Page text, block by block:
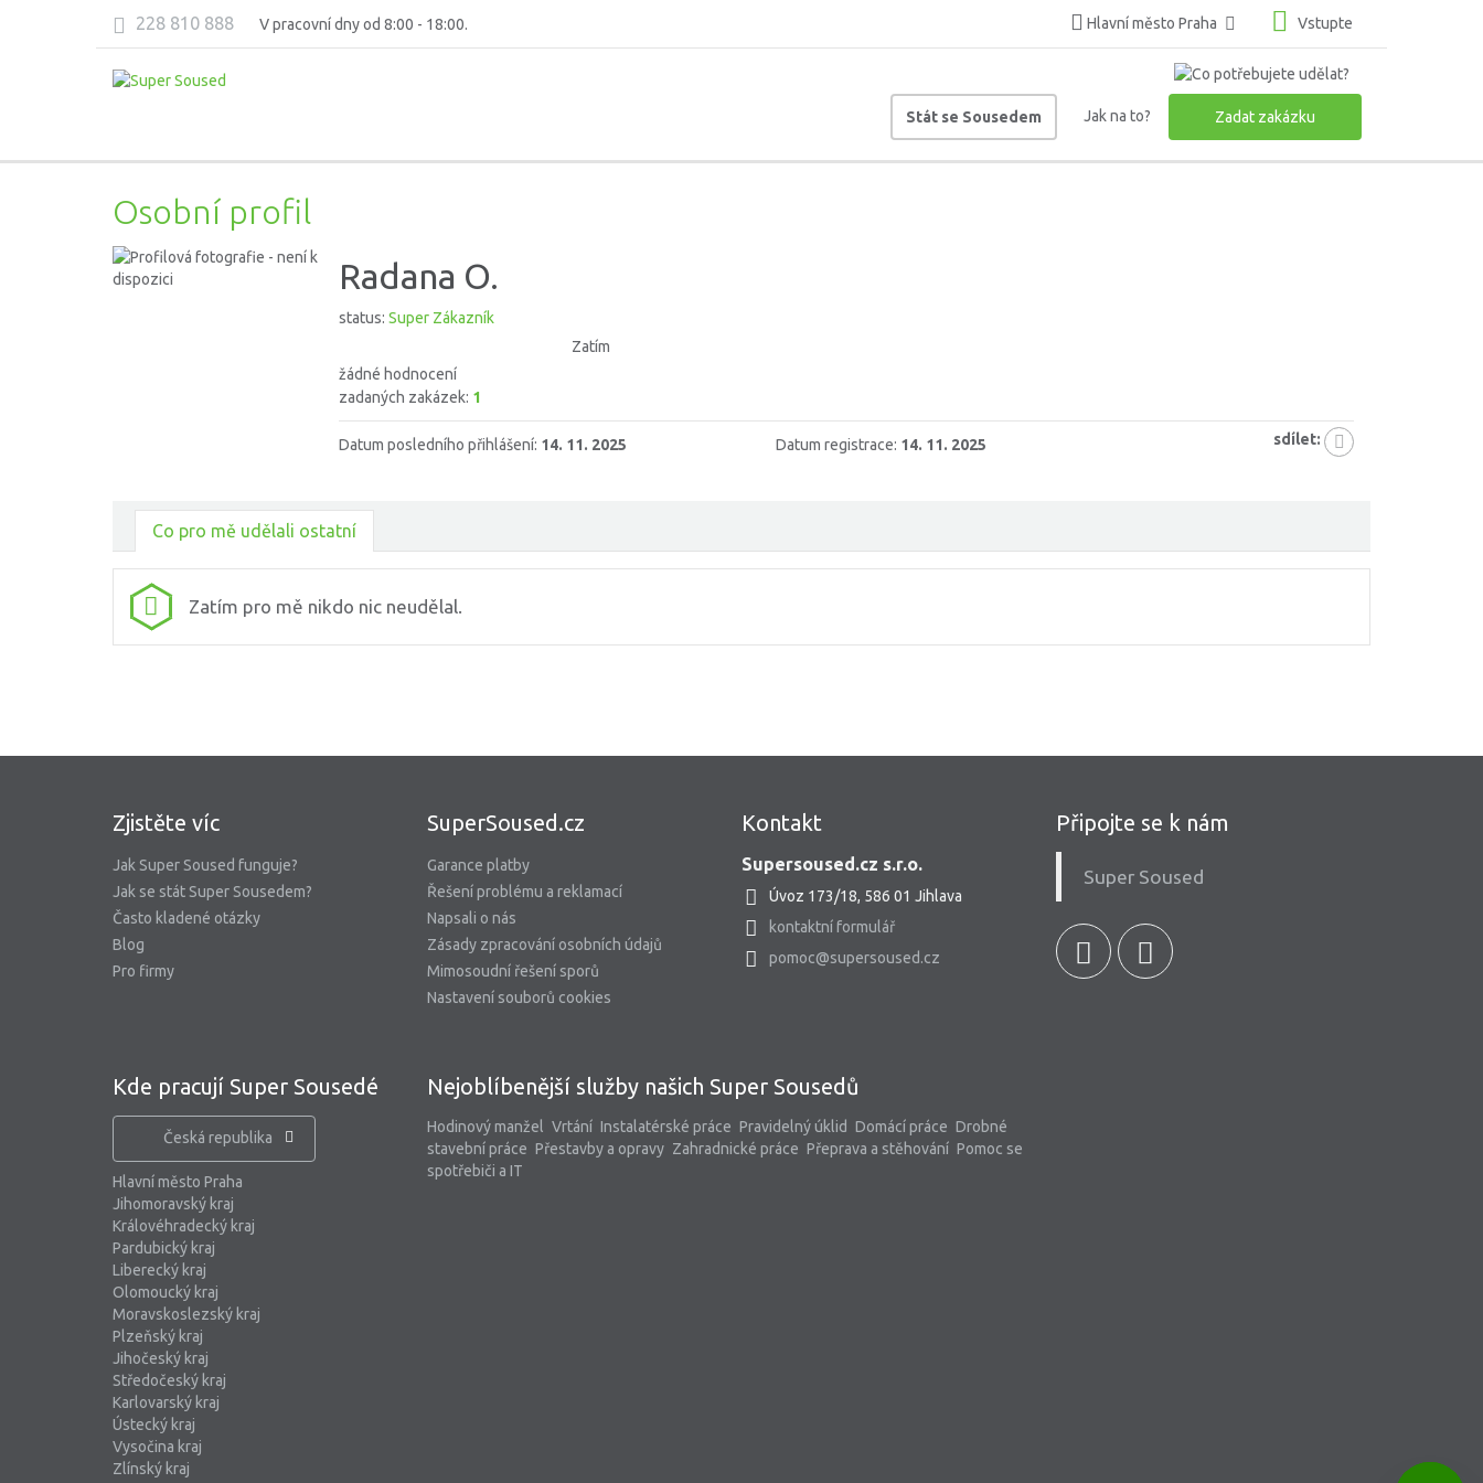
228 810 888 V pracovní dny od 8:00 - 18:00. Hlavní město Praha Vstupte
Stát se Sousedem Jak na to? Zadat zakázku
Osobní profil
Radana O.
status: Super Zákazník
Zatím
žádné hodnocení
zadaných zakázek: 1
Datum posledního přihlášení: 14. 11. 2025 Datum registrace: 14. 11. 2025 sdílet:
Co pro mě udělali ostatní
Zatím pro mě nikdo nic neudělal.
Zjistěte víc
Jak Super Soused funguje?
Jak se stát Super Sousedem?
Často kladené otázky
Blog
Pro firmy
SuperSoused.cz
Garance platby
Řešení problému a reklamací
Napsali o nás
Zásady zpracování osobních údajů
Mimosoudní řešení sporů
Nastavení souborů cookies
Kontakt
Supersoused.cz s.r.o.
Úvoz 173/18, 586 01 Jihlava
kontaktní formulář
pomoc@supersoused.cz
Kde pracují Super Sousedé
Česká republika
Hlavní město Praha
Jihomoravský kraj
Královéhradecký kraj
Pardubický kraj
Liberecký kraj
Olomoucký kraj
Moravskoslezský kraj
Plzeňský kraj
Jihočeský kraj
Středočeský kraj
Karlovarský kraj
Ústecký kraj
Vysočina kraj
Zlínský kraj
Nejoblíbenější služby našich Super Sousedů
Hodinový manžel Vrtání Instalatérské práce Pravidelný úklid Domácí práce Drobné
stavební práce Přestavby a opravy Zahradnické práce Přeprava a stěhování Pomoc se
spotřebiči a IT
Připojte se k nám
Super Soused